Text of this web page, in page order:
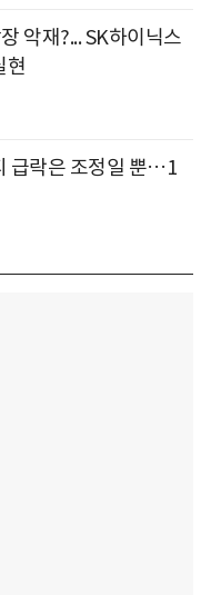
악재?... SK하이닉스
현
급락은 조정일 뿐…1